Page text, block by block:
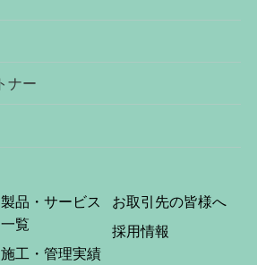
ナー
製品・サービス
一覧
施工・管理実績
お取引先の皆様へ
採用情報